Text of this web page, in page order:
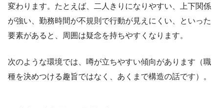
変わります。たとえば、二人きりになりやすい、上下関係
が強い、勤務時間が不規則で行動が見えにくい、といった
要素があると、周囲は疑念を持ちやすくなります。
次のような環境では、噂が立ちやすい傾向があります（職
種を決めつける趣旨ではなく、あくまで構造の話です）。